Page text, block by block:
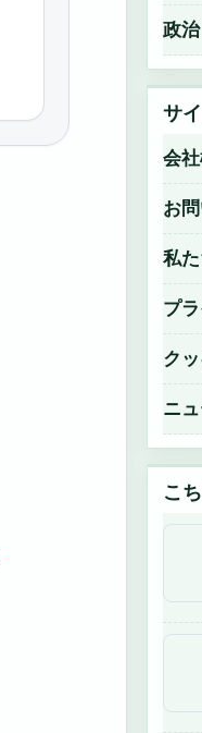
政治
サ
会
お
私
プ
ク
ニ
こ